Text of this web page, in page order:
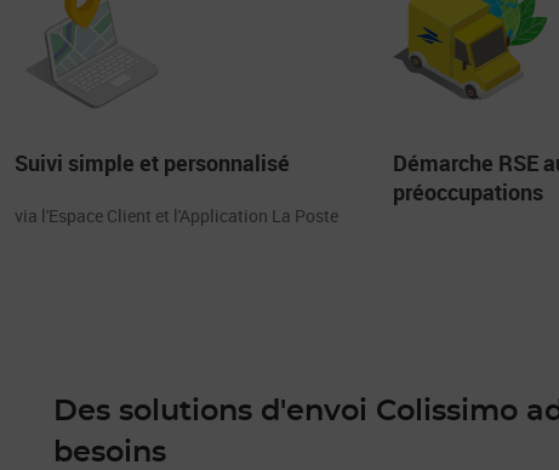
Suivi simple et personnalisé
via l'Espace Client et l'Application La Poste
Démarche RSE
préoccupations
Des solutions d'envoi Colissimo
besoins